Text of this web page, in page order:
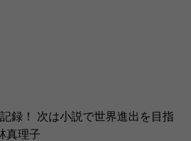
録！ 次は小説で世界進出を目指
真理子